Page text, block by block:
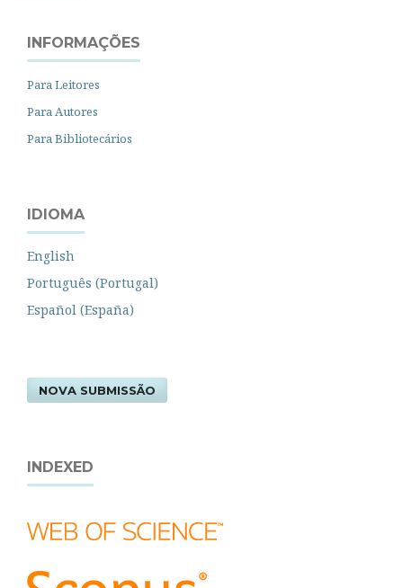
INFORMAÇÕES
Para Leitores
Para Autores
Para Bibliotecários
IDIOMA
English
Português (Portugal)
Español (España)
NOVA SUBMISSÃO
INDEXED